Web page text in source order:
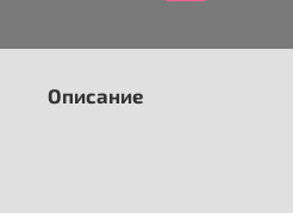
Описание